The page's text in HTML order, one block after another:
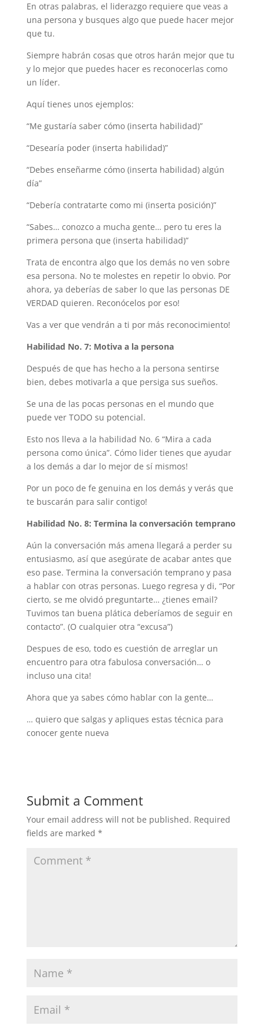
En otras palabras, el liderazgo requiere que veas a
una persona y busques algo que puede hacer mejor
que tu.
Siempre habrán cosas que otros harán mejor que tu
y lo mejor que puedes hacer es reconocerlas como
un líder.
Aquí tienes unos ejemplos:
“Me gustaría saber cómo (inserta habilidad)”
“Desearía poder (inserta habilidad)”
“Debes enseñarme cómo (inserta habilidad) algún
día”
“Debería contratarte como mi (inserta posición)”
“Sabes… conozco a mucha gente… pero tu eres la
primera persona que (inserta habilidad)”
Trata de encontra algo que los demás no ven sobre
esa persona. No te molestes en repetir lo obvio. Por
ahora, ya deberías de saber lo que las personas DE
VERDAD quieren. Reconócelos por eso!
Vas a ver que vendrán a ti por más reconocimiento!
Habilidad No. 7: Motiva a la persona
Después de que has hecho a la persona sentirse
bien, debes motivarla a que persiga sus sueños.
Se una de las pocas personas en el mundo que
puede ver TODO su potencial.
Esto nos lleva a la habilidad No. 6 “Mira a cada
persona como única”. Cómo lider tienes que ayudar
a los demás a dar lo mejor de sí mismos!
Por un poco de fe genuina en los demás y verás que
te buscarán para salir contigo!
Habilidad No. 8: Termina la conversación temprano
Aún la conversación más amena llegará a perder su
entusiasmo, así que asegúrate de acabar antes que
eso pase. Termina la conversación temprano y pasa
a hablar con otras personas. Luego regresa y di, “Por
cierto, se me olvidó preguntarte… ¿tienes email?
Tuvimos tan buena plática deberíamos de seguir en
contacto”. (O cualquier otra “excusa”)
Despues de eso, todo es cuestión de arreglar un
encuentro para otra fabulosa conversación… o
incluso una cita!
Ahora que ya sabes cómo hablar con la gente…
… quiero que salgas y apliques estas técnica para
conocer gente nueva
Submit a Comment
Your email address will not be published. Required
fields are marked *